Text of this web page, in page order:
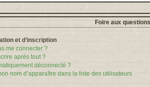
Foire aux
et d’inscription
me connecter ?
après tout ?
déconnecté ?
nom d’apparaître dans la liste des utilisateurs